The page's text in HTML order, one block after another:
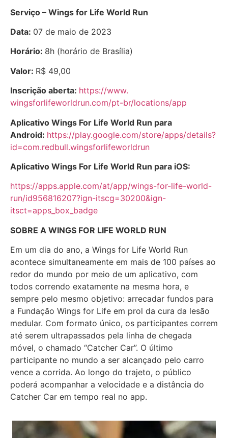
Serviço – Wings for Life World Run
Data: 07 de maio de 2023
Horário: 8h (horário de Brasília)
Valor: R$ 49,00
Inscrição aberta: https://www.
wingsforlifeworldrun.com/pt-br/locations/app
Aplicativo Wings For Life World Run para
Android: https://play.google.com/store/apps/details?
id=com.redbull.wingsforlifeworldrun
Aplicativo Wings For Life World Run para iOS:
https://apps.apple.com/at/app/wings-for-life-world-
run/id956816207?ign-itscg=30200&ign-
itsct=apps_box_badge
SOBRE A WINGS FOR LIFE WORLD RUN
Em um dia do ano, a Wings for Life World Run
acontece simultaneamente em mais de 100 países ao
redor do mundo por meio de um aplicativo, com
todos correndo exatamente na mesma hora, e
sempre pelo mesmo objetivo: arrecadar fundos para
a Fundação Wings for Life em prol da cura da lesão
medular. Com formato único, os participantes correm
até serem ultrapassados pela linha de chegada
móvel, o chamado “Catcher Car”. O último
participante no mundo a ser alcançado pelo carro
vence a corrida. Ao longo do trajeto, o público
poderá acompanhar a velocidade e a distância do
Catcher Car em tempo real no app.